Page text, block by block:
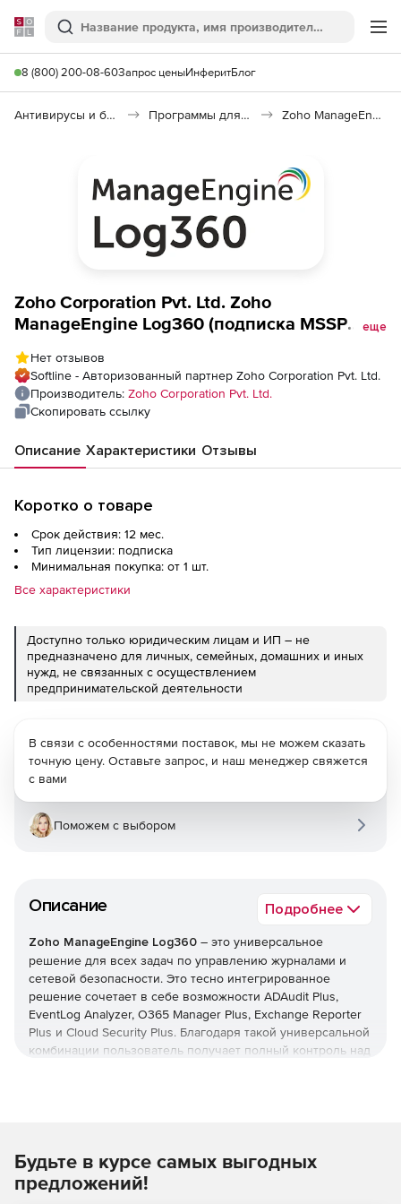
Softline
Поиск
8 (800) 200-08-60Запрос ценыИнферитБлог
Антивирусы и безопасность Программы для защиты информации Zoho ManageEngine Log360
Zoho Corporation Pvt. Ltd. Zoho
ManageEngine Log360 (подписка MSSP
500 IIS Sites
еще
Нет отзывов
Softline - Авторизованный партнер Zoho Corporation Pvt. Ltd.
Производитель: Zoho Corporation Pvt. Ltd.
Скопировать ссылку
Описание Характеристики Отзывы
Коротко о товаре
Срок действия: 12 мес.
Тип лицензии: подписка
Минимальная покупка: от 1 шт.
Все характеристики
Доступно только юридическим лицам и ИП – не
предназначено для личных, семейных, домашних и иных
нужд, не связанных с осуществлением
предпринимательской деятельности
Описание Подробнее
Zoho ManageEngine Log360 – это универсальное
решение для всех задач по управлению журналами и
сетевой безопасности. Это тесно интегрированное
решение сочетает в себе возможности ADAudit Plus,
EventLog Analyzer, O365 Manager Plus, Exchange Reporter
Plus и Cloud Security Plus. Благодаря такой универсальной
комбинации пользователь получает полный контроль над
Основные возможности:
В связи с особенностями поставок, мы не можем сказать
точную цену. Оставьте запрос, и наш менеджер свяжется
с вами
Поможем с выбором
Будьте в курсе самых выгодных
предложений!